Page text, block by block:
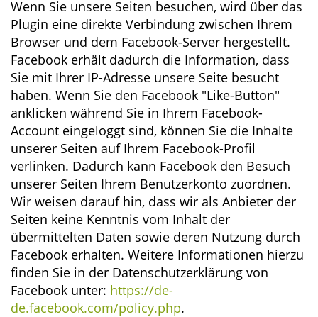
Wenn Sie unsere Seiten besuchen, wird über das
Plugin eine direkte Verbindung zwischen Ihrem
Browser und dem Facebook-Server hergestellt.
Facebook erhält dadurch die Information, dass
Sie mit Ihrer IP-Adresse unsere Seite besucht
haben. Wenn Sie den Facebook "Like-Button"
anklicken während Sie in Ihrem Facebook-
Account eingeloggt sind, können Sie die Inhalte
unserer Seiten auf Ihrem Facebook-Profil
verlinken. Dadurch kann Facebook den Besuch
unserer Seiten Ihrem Benutzerkonto zuordnen.
Wir weisen darauf hin, dass wir als Anbieter der
Seiten keine Kenntnis vom Inhalt der
übermittelten Daten sowie deren Nutzung durch
Facebook erhalten. Weitere Informationen hierzu
finden Sie in der Datenschutzerklärung von
Facebook unter: https://de-
de.facebook.com/policy.php.